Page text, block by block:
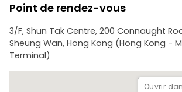
chaudes et froides.
Voyage sans effort : Bénéficiez de
débarquement prioritaire et de
deux bagages standard (y compris les
bicyclettes).
Point de rendez-vous
3/F, Shun Tak Centre, 200 Connaught
Sheung Wan, Hong Kong (Hong Kong -
Terminal)
Ouvrir